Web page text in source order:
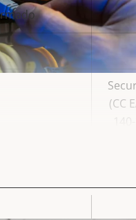
Valor de
la
(CC